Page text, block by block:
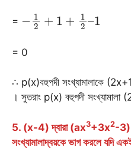
=
12 + –
= 0
∴ p(x)বহুপদী সংখ্যামালাকে
। সুতরাং p(x) বহুপদী
5. (x-4) দ্বারা (ax3+3x2-3)
সংখ্যামালাদ্বয়কে ভাগ করলে যদি